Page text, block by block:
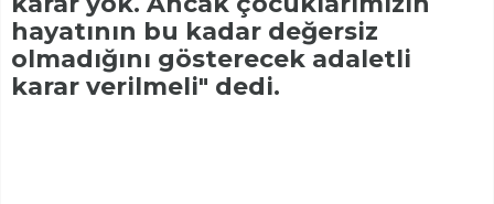
hayatının bu kadar değersiz
olmadığını gösterecek adaletli
karar verilmeli" dedi.